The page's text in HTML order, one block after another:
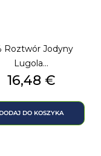
Roztwór Jodyny
Lugola...
Cena
16,48 €
DODAJ DO KOSZYKA